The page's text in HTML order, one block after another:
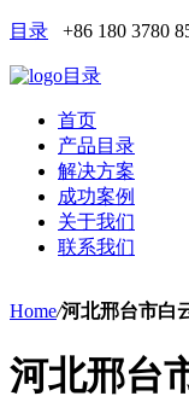
目录 +86 180 3780
目录
首页
产品目录
解决方案
成功案例
关于我们
联系我们
Home/河北邢台市白
河北邢台